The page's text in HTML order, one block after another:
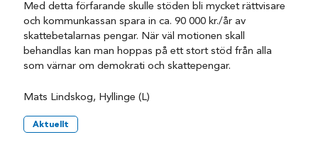
Med detta förfarande skulle stöden bli mycket rättvisare
och kommunkassan spara in ca. 90 000 kr./år av
skattebetalarnas pengar. När väl motionen skall
behandlas kan man hoppas på ett stort stöd från alla
som värnar om demokrati och skattepengar.
Mats Lindskog, Hyllinge (L)
Aktuellt